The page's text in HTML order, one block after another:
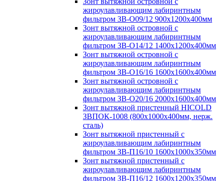
жироулавливающим лабиринтным
фильтром ЗВ-О09/12 900х1200х400мм
Зонт вытяжной островной с
жироулавливающим лабиринтным
фильтром ЗВ-О14/12 1400х1200х400мм
Зонт вытяжной островной с
жироулавливающим лабиринтным
фильтром ЗВ-О16/16 1600х1600х400мм
Зонт вытяжной островной с
жироулавливающим лабиринтным
фильтром ЗВ-О20/16 2000х1600х400мм
Зонт вытяжной пристенный HICOLD
ЗВПОК-1008 (800х1000х400мм, нерж.
сталь)
Зонт вытяжной пристенный с
жироулавливающим лабиринтным
фильтром ЗВ-П16/10 1600х1000х350мм
Зонт вытяжной пристенный с
жироулавливающим лабиринтным
фильтром ЗВ-П16/12 1600х1200х350мм